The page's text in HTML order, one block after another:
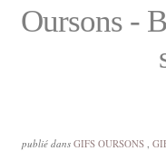
Oursons -
publié dans GIFS OURSONS ,